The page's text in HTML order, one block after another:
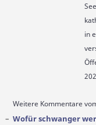
in
Weitere Kommentare
Wofür schwanger